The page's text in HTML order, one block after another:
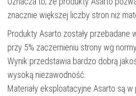
znacznie większej liczby stron niż
Produkty Asarto zostały przebadane
przy 5% zaczernieniu strony wg
Wynik przedstawia bardzo dobrą
wysoką niezawodność.
Materiały eksploatacyjne Asarto są w